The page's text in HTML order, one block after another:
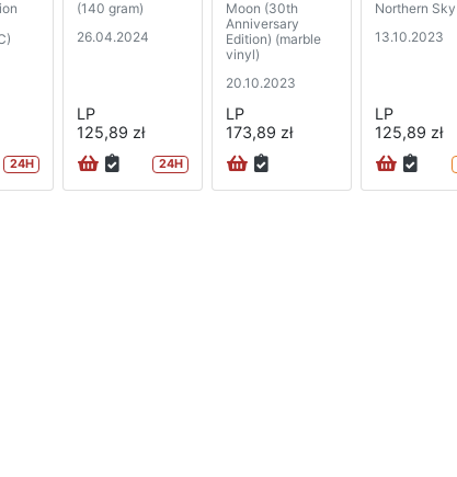
24H
(140 gram)
26.04.2024
LP
125,89 zł
24H
Moon (30th
Anniversary
Edition) (marble
vinyl)
20.10.2023
LP
173,89 zł
Northern Sky
13.10.2023
LP
125,89 zł